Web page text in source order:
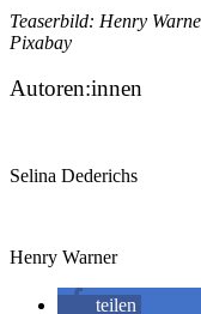
Teaserbild: Henry
Pixabay
Autoren:innen
Selina Dederichs
Henry Warner
teilen